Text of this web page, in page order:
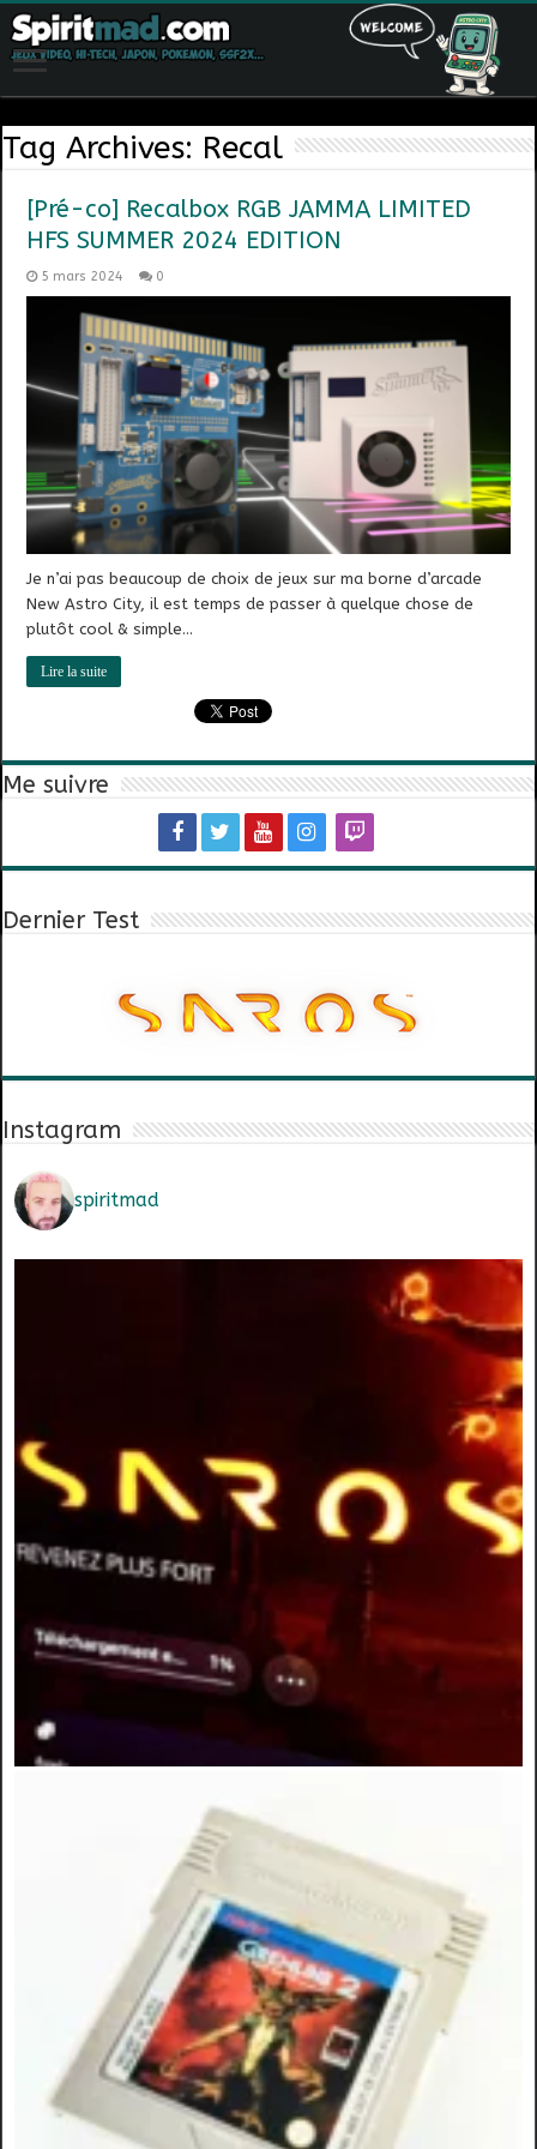
Tag Archives: Recal
[Pré-co] Recalbox RGB JAMMA LIMITED
HFS SUMMER 2024 EDITION
5 mars 2024 0
Je n’ai pas beaucoup de choix de jeux sur ma borne d’arcade
New Astro City, il est temps de passer à quelque chose de
plutôt cool & simple…
Lire la suite
Me suivre
Dernier Test
Instagram
spiritmad